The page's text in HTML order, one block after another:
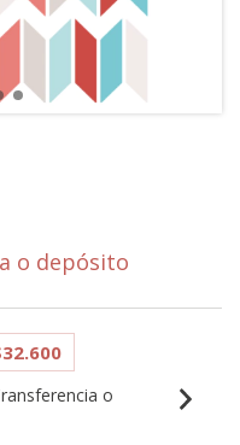
o depósito
o